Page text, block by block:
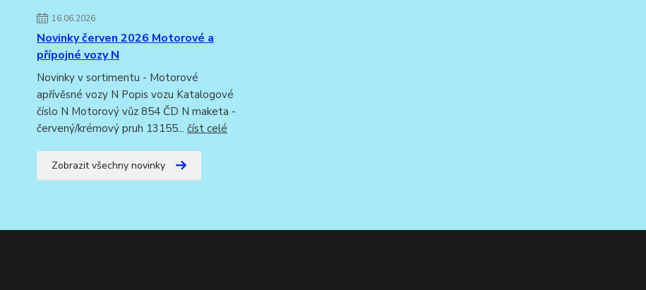
16.06.2026
Novinky červen 2026 Motorové a
přípojné vozy N
Novinky v sortimentu - Motorové
apřívěsné vozy N Popis vozu Katalogové
číslo N Motorový vůz 854 ČD N maketa -
červený/krémový pruh 13155... číst celé
Zobrazit všechny novinky